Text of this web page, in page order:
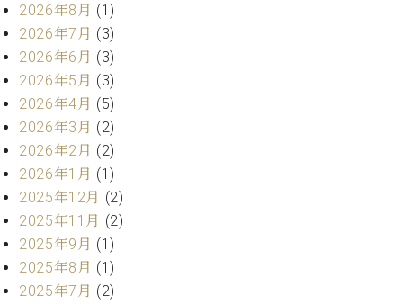
マ
ン
プ
ロ
フ
ェ
ッ
シ
ョ
ナ
ル
W.
ホ
フ
合
わ
せ
本
：
八
王
子
・
技
術
営
2026年8月 (1)
2026年7月 (3)
2026年6月 (3)
2026年5月 (3)
2026年4月 (5)
2026年3月 (2)
2026年2月 (2)
2026年1月 (1)
2025年12月 (2)
2025年11月 (2)
2025年9月 (1)
2025年8月 (1)
2025年7月 (2)